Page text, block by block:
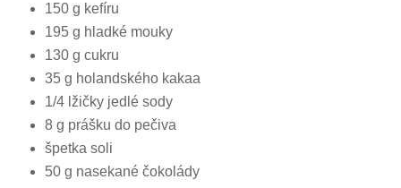
150 g kefíru
195 g hladké mouky
130 g cukru
35 g holandského kakaa
1/4 lžičky jedlé sody
8 g prášku do pečiva
špetka soli
50 g nasekané čokolády